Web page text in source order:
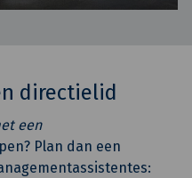
directielid
een
Plan dan een